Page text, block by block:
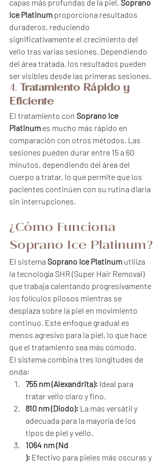
capas más profundas de la piel, Soprano
Ice Platinum proporciona resultados
duraderos, reduciendo
significativamente el crecimiento del
vello tras varias sesiones. Dependiendo
del área tratada, los resultados pueden
ser visibles desde las primeras sesiones.
4. Tratamiento Rápido y
Eficiente
El tratamiento con Soprano Ice
Platinum es mucho más rápido en
comparación con otros métodos. Las
sesiones pueden durar entre 15 a 60
minutos, dependiendo del área del
cuerpo a tratar, lo que permite que los
pacientes continúen con su rutina diaria
sin interrupciones.
¿Cómo Funciona
Soprano Ice Platinum?
El sistema Soprano Ice Platinum utiliza
la tecnología SHR (Super Hair Removal)
que trabaja calentando progresivamente
los folículos pilosos mientras se
desplaza sobre la piel en movimiento
continuo. Este enfoque gradual es
menos agresivo para la piel, lo que hace
que el tratamiento sea más cómodo.
El sistema combina tres longitudes de
onda:
755 nm (Alexandrita): Ideal para
tratar vello claro y fino.
810 nm (Diodo): La más versátil y
adecuada para la mayoría de los
tipos de piel y vello.
1064 nm (Nd
): Efectivo para pieles más oscuras y